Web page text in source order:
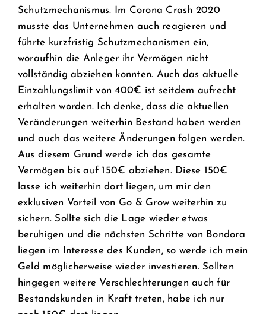
Schutzmechanismus. Im Corona Crash 2020
musste das Unternehmen auch reagieren und
führte kurzfristig Schutzmechanismen ein,
woraufhin die Anleger ihr Vermögen nicht
vollständig abziehen konnten. Auch das aktuelle
Einzahlungslimit von 400€ ist seitdem aufrecht
erhalten worden. Ich denke, dass die aktuellen
Veränderungen weiterhin Bestand haben werden
und auch das weitere Änderungen folgen werden.
Aus diesem Grund werde ich das gesamte
Vermögen bis auf 150€ abziehen. Diese 150€
lasse ich weiterhin dort liegen, um mir den
exklusiven Vorteil von Go & Grow weiterhin zu
sichern. Sollte sich die Lage wieder etwas
beruhigen und die nächsten Schritte von Bondora
liegen im Interesse des Kunden, so werde ich mein
Geld möglicherweise wieder investieren. Sollten
hingegen weitere Verschlechterungen auch für
Bestandskunden in Kraft treten, habe ich nur